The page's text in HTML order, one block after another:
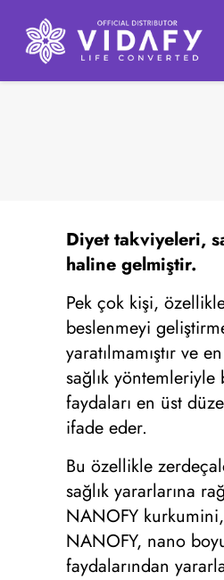
Diyet takviyeleri,
haline gelmiştir.
Pek çok kişi,
beslenmeyi
yaratılmamıştır ve
sağlık
faydaları en üst
ifade eder.
Bu özellikle
sağlık yararlarına
NANOFY
NANOFY, nano
faydalarından